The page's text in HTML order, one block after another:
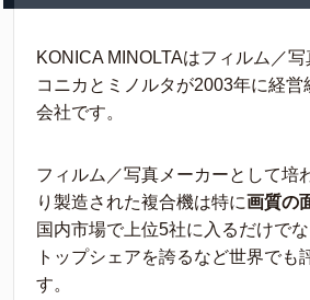
KONICA MINOLTAはフィルム／
コニカとミノルタが2003年に経営
会社です。
フィルム／写真メーカーとして培
り製造された複合機は特に画質の
国内市場で上位5社に入るだけで
トップシェアを誇るなど世界でも
す。